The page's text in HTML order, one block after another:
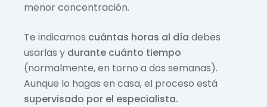
menor concentración.
Te indicamos cuántas horas al día debes
usarlas y durante cuánto tiempo
(normalmente, en torno a dos semanas).
Aunque lo hagas en casa, el proceso está
supervisado por el especialista.